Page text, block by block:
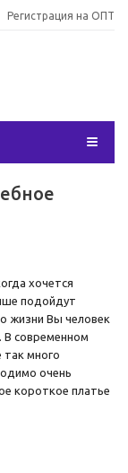
Регистрация на ОПТ
хочется
подойдут
жизни Вы человек
В современном
так много
очень
короткое платье